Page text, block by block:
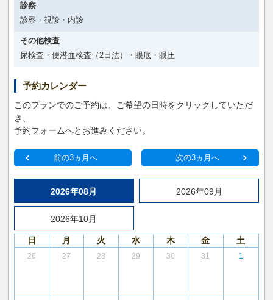
診察
診察・視診・内診
その他検査
尿検査・便潜血検査（2日法）・眼底・眼圧
予約カレンダー
このプランでのご予約は、ご希望の日時をクリックしていただ
き、
予約フォームへとお進みください。
前の3ヵ月へ 次の3ヵ月へ
2026年08月 2026年09月
2026年10月
日 月 火 水 木 金 土
26 27 28 29 30 31 1